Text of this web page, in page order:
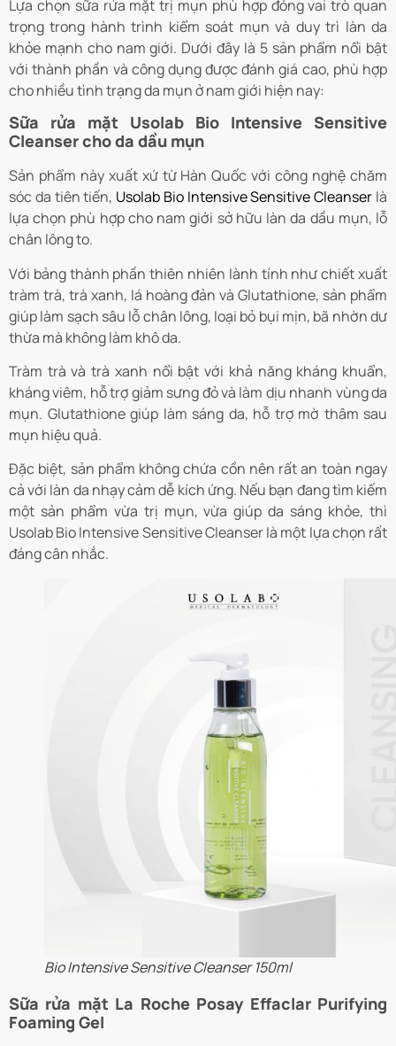
Lựa chọn sữa rửa mặt trị mụn phù hợp đóng vai trò quan
trọng trong hành trình kiểm soát mụn và duy trì làn da
khỏe mạnh cho nam giới. Dưới đây là 5 sản phẩm nổi bật
với thành phần và công dụng được đánh giá cao, phù hợp
cho nhiều tình trạng da mụn ở nam giới hiện nay:
Sữa rửa mặt Usolab Bio Intensive Sensitive
Cleanser cho da dầu mụn
Sản phẩm này xuất xứ từ Hàn Quốc với công nghệ chăm
sóc da tiên tiến, Usolab Bio Intensive Sensitive Cleanser là
lựa chọn phù hợp cho nam giới sở hữu làn da dầu mụn, lỗ
chân lông to.
Với bảng thành phần thiên nhiên lành tính như chiết xuất
tràm trà, trà xanh, lá hoàng đản và Glutathione, sản phẩm
giúp làm sạch sâu lỗ chân lông, loại bỏ bụi mịn, bã nhờn dư
thừa mà không làm khô da.
Tràm trà và trà xanh nổi bật với khả năng kháng khuẩn,
kháng viêm, hỗ trợ giảm sưng đỏ và làm dịu nhanh vùng da
mụn. Glutathione giúp làm sáng da, hỗ trợ mờ thâm sau
mụn hiệu quả.
Đặc biệt, sản phẩm không chứa cồn nên rất an toàn ngay
cả với làn da nhạy cảm dễ kích ứng. Nếu bạn đang tìm kiếm
một sản phẩm vừa trị mụn, vừa giúp da sáng khỏe, thì
Usolab Bio Intensive Sensitive Cleanser là một lựa chọn rất
đáng cân nhắc.
Bio Intensive Sensitive Cleanser 150ml
Sữa rửa mặt La Roche Posay Effaclar Purifying
Foaming Gel